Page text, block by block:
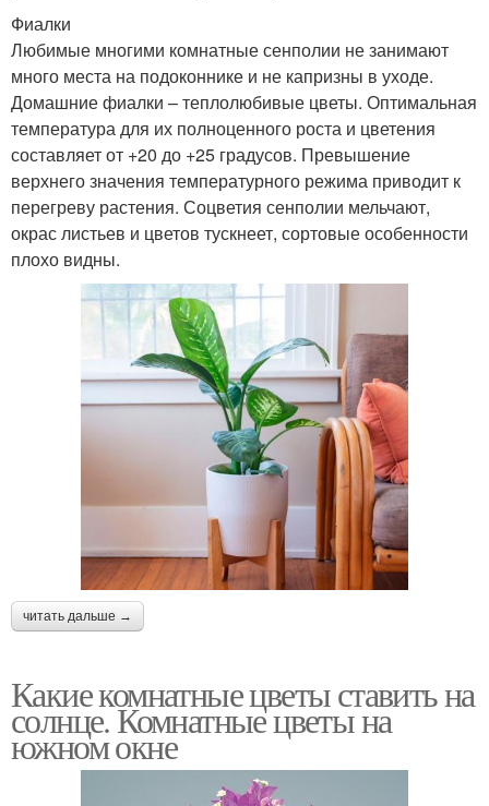
Фиалки
Любимые многими комнатные сенполии не занимают
много места на подоконнике и не капризны в уходе.
Домашние фиалки – теплолюбивые цветы. Оптимальная
температура для их полноценного роста и цветения
составляет от +20 до +25 градусов. Превышение
верхнего значения температурного режима приводит к
перегреву растения. Соцветия сенполии мельчают,
окрас листьев и цветов тускнеет, сортовые особенности
плохо видны.
читать дальше →
Какие комнатные цветы ставить на
солнце. Комнатные цветы на
южном окне